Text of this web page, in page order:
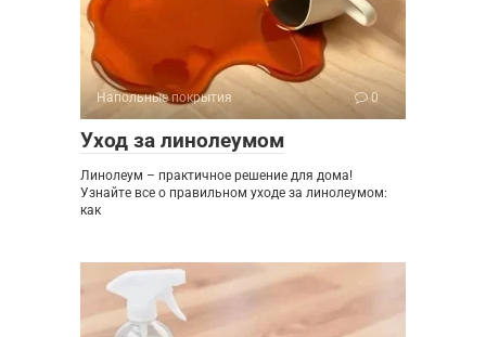
Напольные покрытия 0
Уход за линолеумом
Линолеум – практичное решение для дома!
Узнайте все о правильном уходе за линолеумом:
как